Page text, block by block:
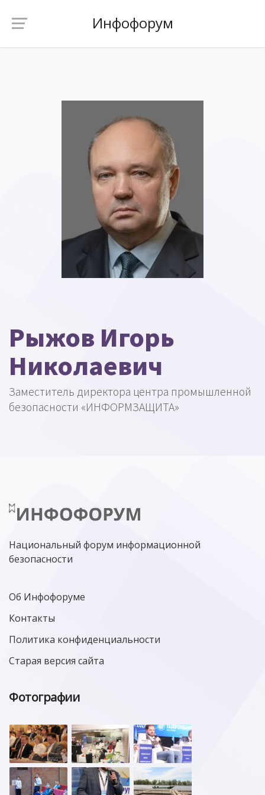
Инфофорум
Рыжов Игорь
Николаевич
Заместитель директора центра промышленной
безопасности «ИНФОРМЗАЩИТА»
Национальный форум информационной
безопасности
Об Инфофоруме
Контакты
Политика конфиденциальности
Старая версия сайта
Фотографии